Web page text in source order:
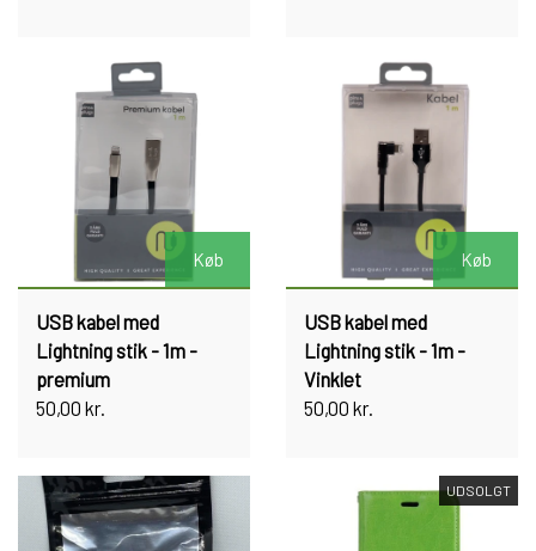
Køb
USB kabel med
Lightning stik - 1m -
premium
50,00 kr.
Køb
USB kabel med
Lightning stik - 1m -
Vinklet
50,00 kr.
UDSOLGT